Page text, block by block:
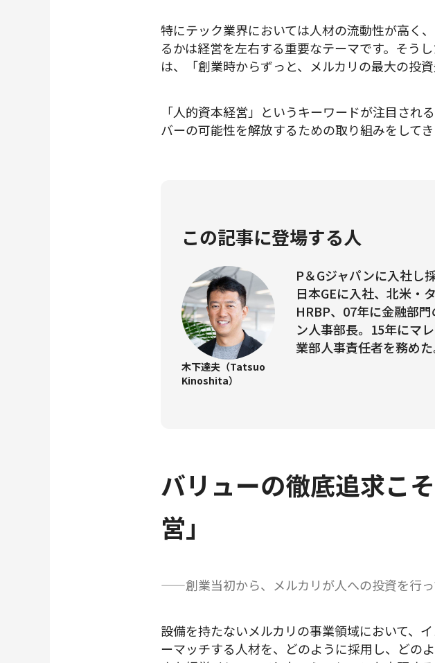
特にテック業界においては人材の流動性が高く
るかは経営を左右する重要なテーマです。そう
は、「創業時からずっと、メルカリの最大の投
「人的資本経営」というキーワードが注目さ
バーの可能性を解放するための取り組みをして
この記事に登場する人
木下達夫（Tatsuo
Kinoshita）
P＆Gジャパンに入社し
日本GEに入社、北米・
HRBP、07年に金融部
ン人事部長。15年にマ
業部人事責任者を務め
バリューの徹底追求こ
営」
——創業当初から、メルカリが人への投資を行っ
設備を持たないメルカリの事業領域において、
ーマッチする人材を、どのように採用し、どの